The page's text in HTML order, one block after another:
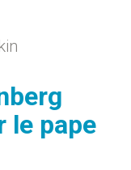
le pape